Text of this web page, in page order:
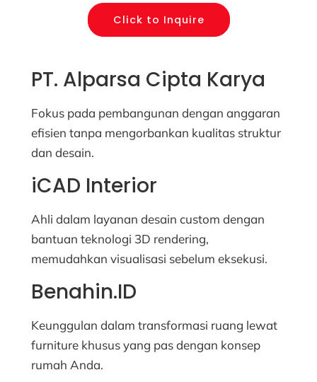
Click to Inquire
PT. Alparsa Cipta Karya
Fokus pada pembangunan dengan anggaran
efisien tanpa mengorbankan kualitas struktur
dan desain.
iCAD Interior
Ahli dalam layanan desain custom dengan
bantuan teknologi 3D rendering,
memudahkan visualisasi sebelum eksekusi.
Benahin.ID
Keunggulan dalam transformasi ruang lewat
furniture khusus yang pas dengan konsep
rumah Anda.